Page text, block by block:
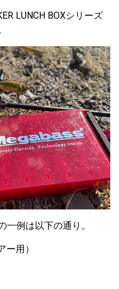
LUNCH BOXシリーズ
一例は以下の通り。
ー用）